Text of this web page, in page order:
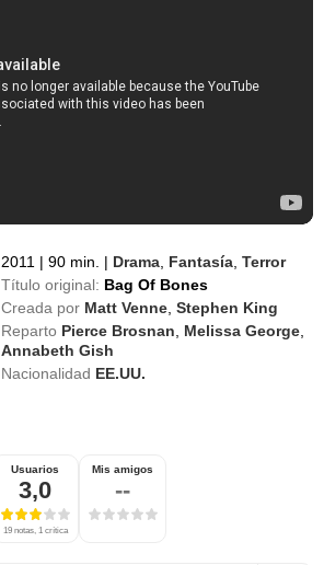
2011 | 90 min. | Drama Fantasía ,Terror
Título original: Bag Of Bones
Creada por Matt Venne ,Stephen King
Reparto Pierce Brosnan Melissa George
Annabeth Gish
Nacionalidad EE.UU.
Usuarios
3,0
19 notas, 1 crítica
Mis amigos
--